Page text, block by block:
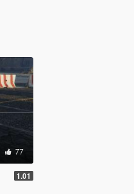
77
1.01